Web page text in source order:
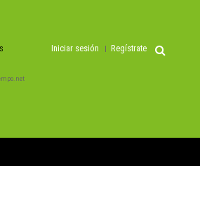
Iniciar sesión Regístrate